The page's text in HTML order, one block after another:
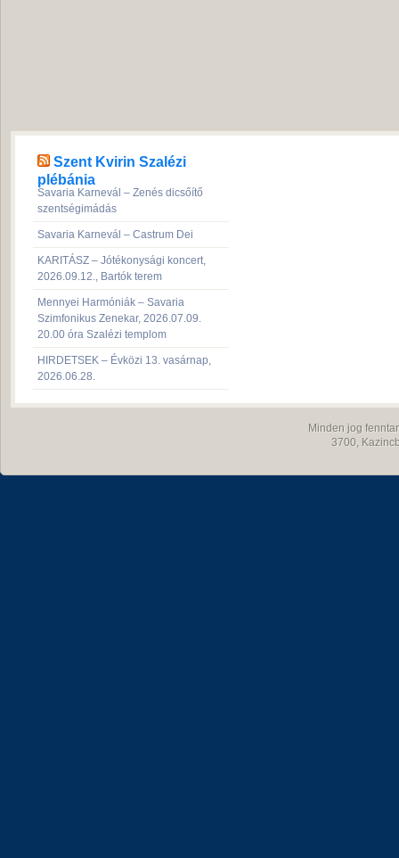
Szent Kvirin Szalézi
plébánia
Savaria Karnevál – Zenés dicsőítő
szentségimádás
Savaria Karnevál – Castrum Dei
KARITÁSZ – Jótékonysági koncert,
2026.09.12., Bartók terem
Mennyei Harmóniák – Savaria
Szimfonikus Zenekar, 2026.07.09.
20.00 óra Szalézi templom
HIRDETSEK – Évközi 13. vasárnap,
2026.06.28.
Minden jog
3700,